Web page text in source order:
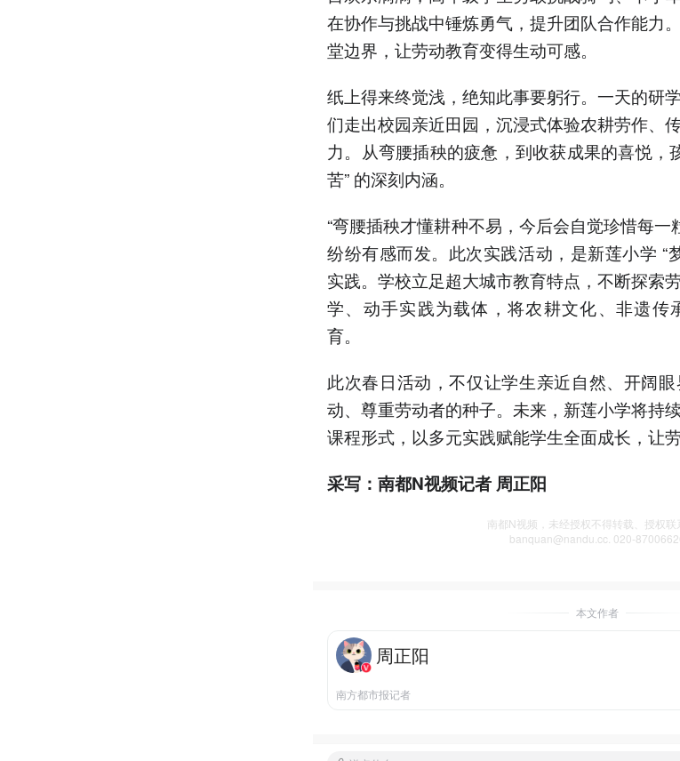
在协作与挑战中锤炼勇气，提升团队合作能力
堂边界，让劳动教育变得生动可感。
纸上得来终觉浅，绝知此事要躬行。一天的研
们走出校园亲近田园，沉浸式体验农耕劳作、
力。从弯腰插秧的疲惫，到收获成果的喜悦，
苦” 的深刻内涵。
“弯腰插秧才懂耕种不易，今后会自觉珍惜每一
纷纷有感而发。此次实践活动，是新莲小学 “
实践。学校立足超大城市教育特点，不断探索
学、动手实践为载体，将农耕文化、非遗传
育。
此次春日活动，不仅让学生亲近自然、开阔
动、尊重劳动者的种子。未来，新莲小学将持
课程形式，以多元实践赋能学生全面成长，让
采写：南都N视频记者 周正阳
南都N视频，未经授权不得转载、授权联
banquan@nandu.cc. 020-
本文作者
周正阳
南方都市报记者